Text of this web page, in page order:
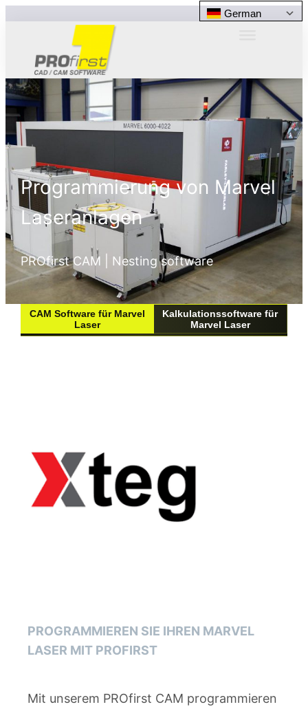
German
Programmierung von Marvel
Laseranlagen
PROfirst CAM | Nesting software
CAM Software für Marvel
Laser
Kalkulationssoftware für
Marvel Laser
PROGRAMMIEREN SIE IHREN MARVEL
LASER MIT PROFIRST
Mit unserem PROfirst CAM programmieren